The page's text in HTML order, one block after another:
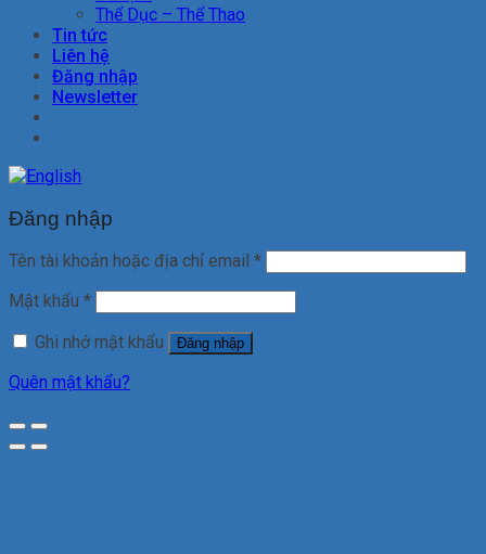
Thể Dục – Thể Thao
Tin tức
Liên hệ
Đăng nhập
Newsletter
Đăng nhập
Tên tài khoản hoặc địa chỉ email *
Mật khẩu *
Ghi nhớ mật khẩu
Đăng nhập
Quên mật khẩu?